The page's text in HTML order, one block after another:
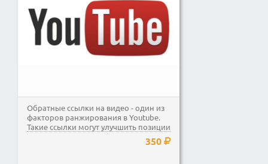
Обратные ссылки на видео - один из
факторов ранжирования в Youtube.
Такие ссылки могут улучшить позиции
350